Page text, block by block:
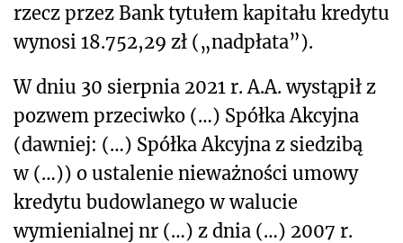
rzecz przez Bank tytułem kapitału kredytu
wynosi 18.752,29 zł („nadpłata”).
W dniu 30 sierpnia 2021 r. A.A. wystąpił z
pozwem przeciwko (…) Spółka Akcyjna
(dawniej: (…) Spółka Akcyjna z siedzibą
w (…)) o ustalenie nieważności umowy
kredytu budowlanego w walucie
wymienialnej nr (…) z dnia (…) 2007 r.